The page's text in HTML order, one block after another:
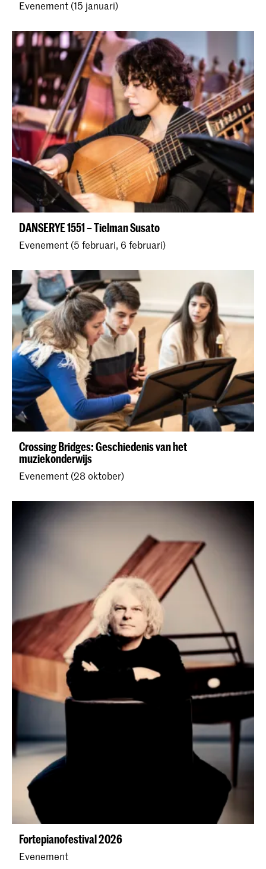
Evenement (15 januari)
DANSERYE 1551 – Tielman Susato
Evenement (5 februari, 6 februari)
Crossing Bridges: Geschiedenis van het
muziekonderwijs
Evenement (28 oktober)
Fortepianofestival 2026
Evenement